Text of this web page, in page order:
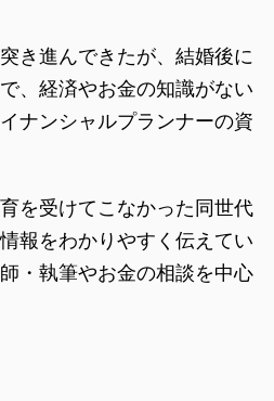
き進んできたが、結婚後に
、経済やお金の知識がない
ナンシャルプランナーの資
を受けてこなかった同世代
報をわかりやすく伝えてい
・執筆やお金の相談を中心